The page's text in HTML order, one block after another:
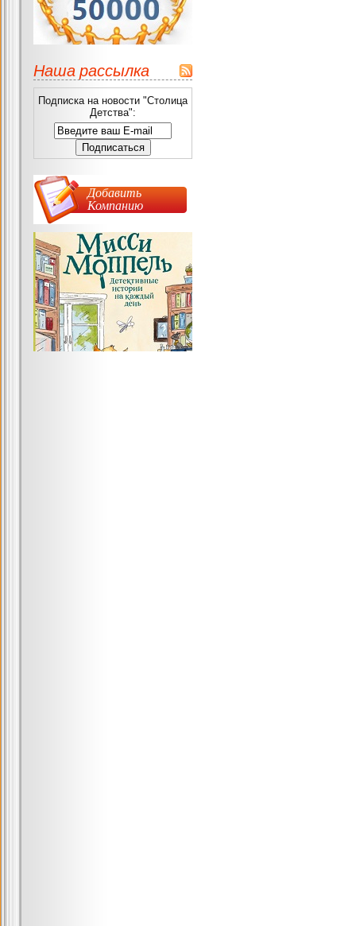
Наша рассылка
Подписка на новости "Столица
Детства":
Добавить
Компанию